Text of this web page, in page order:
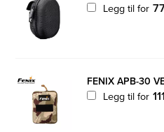
Legg til for
FENIX APB-30
Legg til for 111